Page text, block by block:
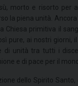
morto e risorto per
la piena unità.
Chiesa primitiva il
pure, ai nostri giorni,
di unità tra tutti i
e di pace per il
dello Spirito